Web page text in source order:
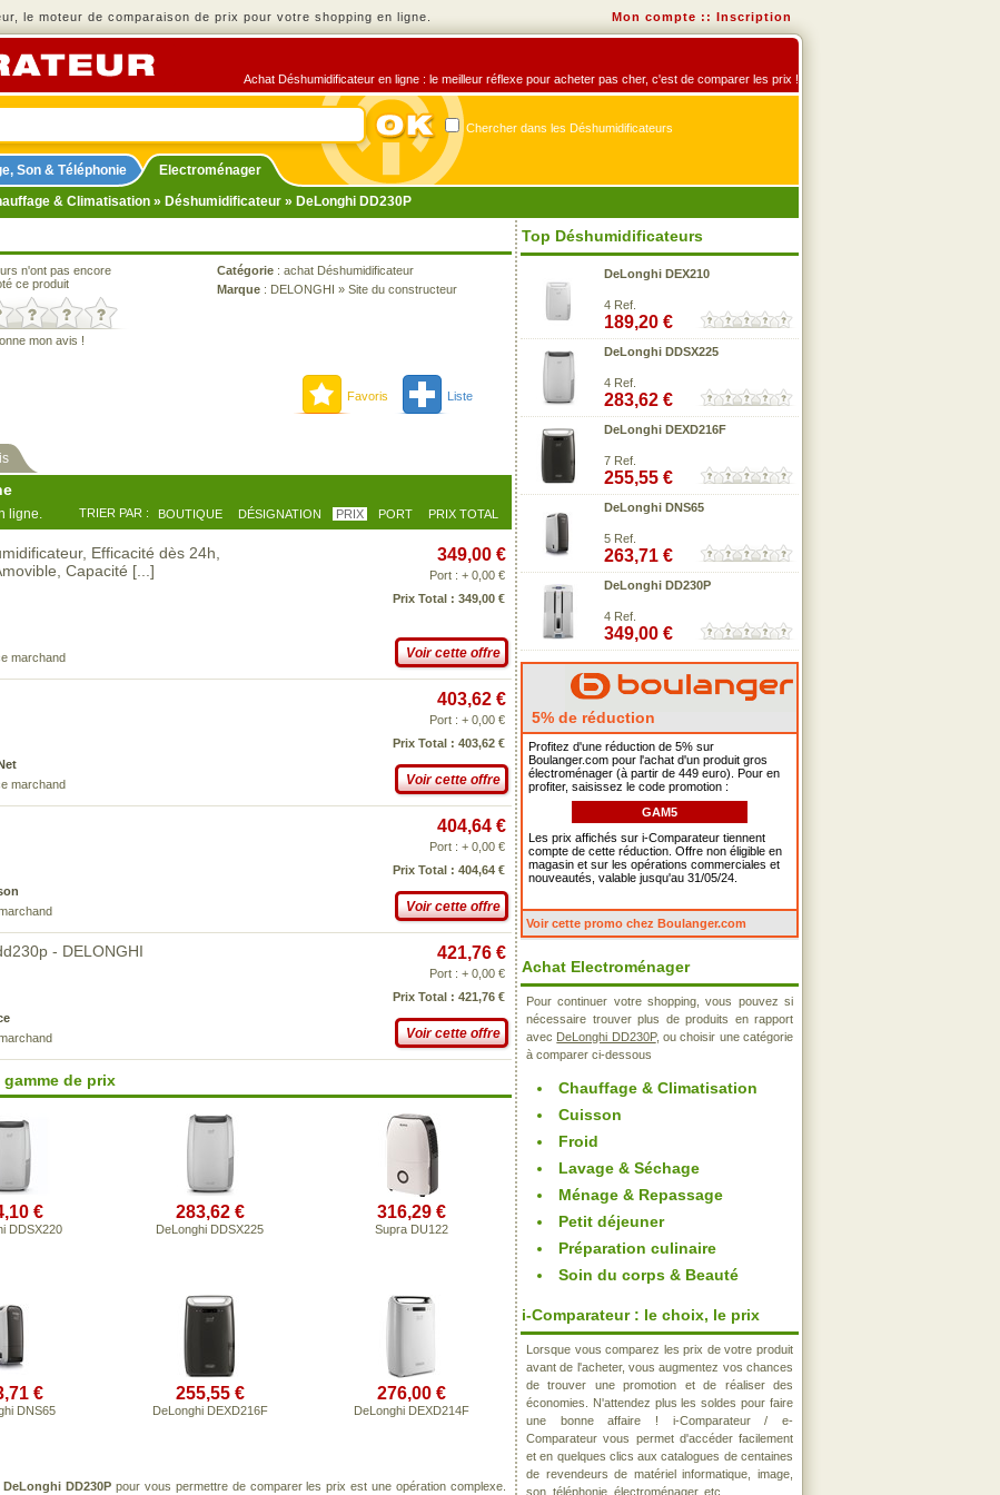
le moteur de comparaison de prix pour votre shopping en ligne. Mon compte :: Inscription
Achat Déshumidificateur en ligne : le meilleur réflexe pour acheter pas cher, c'est de comparer les prix !
Chercher dans les Déshumidificateurs
Son & Téléphonie
Electroménager
& Climatisation » Déshumidificateur » DeLonghi DD230P
n'ont pas encore
ce produit
mon avis !
Catégorie : achat Déshumidificateur
Marque : DELONGHI » Site du constructeur
Favoris Liste
ligne. TRIER PAR : BOUTIQUE DÉSIGNATION PRIX PORT PRIX TOTAL
Efficacité dès 24h,
Capacité [...]
marchand
349,00 €
Port : + 0,00 €
Prix Total : 349,00 €
Voir cette offre
marchand
403,62 €
Port : + 0,00 €
Prix Total : 403,62 €
Voir cette offre
404,64 €
Port : + 0,00 €
Prix Total : 404,64 €
Voir cette offre
- DELONGHI 421,76 €
Port : + 0,00 €
Prix Total : 421,76 €
Voir cette offre
de prix
€
DDSX220
283,62 €
DeLonghi DDSX225
316,29 €
Supra DU122
€
DNS65
255,55 €
DeLonghi DEXD216F
276,00 €
DeLonghi DEXD214F
DeLonghi DD230P pour vous permettre de comparer les prix est une opération complexe.
Top Déshumidificateurs
DeLonghi DEX210
4 Ref.
189,20 €
DeLonghi DDSX225
4 Ref.
283,62 €
DeLonghi DEXD216F
7 Ref.
255,55 €
DeLonghi DNS65
5 Ref.
263,71 €
DeLonghi DD230P
4 Ref.
349,00 €
5% de réduction
Profitez d'une réduction de 5% sur
Boulanger.com pour l'achat d'un produit gros
électroménager (à partir de 449 euro). Pour en
profiter, saisissez le code promotion :
GAM5
Les prix affichés sur i-Comparateur tiennent
compte de cette réduction. Offre non éligible en
magasin et sur les opérations commerciales et
nouveautés, valable jusqu'au 31/05/24.
Voir cette promo chez Boulanger.com
Achat Electroménager
Pour continuer votre shopping, vous pouvez si
nécessaire trouver plus de produits en rapport
avec DeLonghi DD230P, ou choisir une catégorie
à comparer ci-dessous
Chauffage & Climatisation
Cuisson
Froid
Lavage & Séchage
Ménage & Repassage
Petit déjeuner
Préparation culinaire
Soin du corps & Beauté
i-Comparateur : le choix, le prix
Lorsque vous comparez les prix de votre produit
avant de l'acheter, vous augmentez vos chances
de trouver une promotion et de réaliser des
économies. N'attendez plus les soldes pour faire
une bonne affaire ! i-Comparateur / e-
Comparateur vous permet d'accéder facilement
et en quelques clics aux catalogues de centaines
de revendeurs de matériel informatique, image,
son, téléphonie, électroménager, etc..